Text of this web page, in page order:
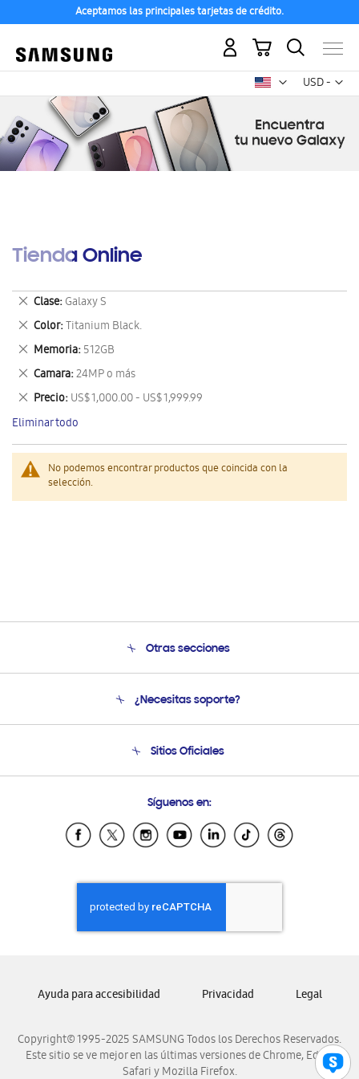
Aceptamos las principales tarjetas de crédito.
USD -
dólar
Mi carrito
Tienda Online
No podemos encontrar productos que coincida con la
selección.
Clase Galaxy S
Eliminar
este
artículo
Color Titanium Black.
Eliminar
este
artículo
Memoria 512GB
Eliminar
este
artículo
Camara 24MP o más
Eliminar
este
artículo
Precio US$ 1,000.00 - US$ 1,999.99
Eliminar
este
artículo
Eliminar todo
Otras secciones
Soporte
Condiciones de Compra
¿Necesitas soporte?
Soporte vía eMail
Sitios Oficiales
Samsung Ecuador
Samsung El Salvador
Samsung Honduras
Samsung Nicaragua
Samsung Panamá
Samsung Venezuela
Síguenos en:
Copyright© 1995-2025 SAMSUNG Todos los Derechos Reservados.
Este sitio se ve mejor en las últimas versiones de Chrome, Edge,
Safari y Mozilla Firefox.
Ayuda para accesibilidad Privacidad Legal